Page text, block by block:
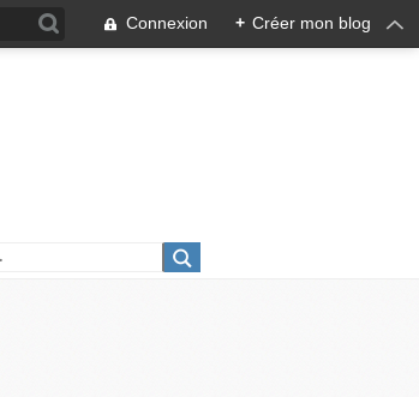
Connexion + Créer mon blog